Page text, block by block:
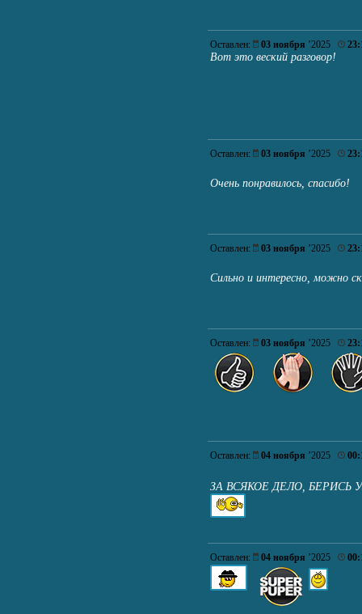
Оставлен: 03 ноября ’2025
Вот это веский разговор!
Оставлен: 03 ноября ’2025
Очень понравилось, спасибо!
Оставлен: 03 ноября ’2025
Сильно и интересно, можно
Оставлен: 03 ноября ’2025
Оставлен: 04 ноября ’2025
ЗА ВСЯКОЕ ДЕЛО, БЕРИСЬ
Оставлен: 04 ноября ’2025